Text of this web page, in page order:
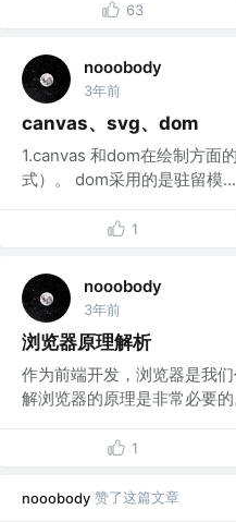
63
nooobody
3年前
canvas、svg、dom
1.canvas 和dom在绘制方面
式）。 dom采用的是驻留模...
1
nooobody
3年前
浏览器原理解析
作为前端开发，浏览器是我
解浏览器的原理是非常必要
1
nooobody 赞了这篇文章